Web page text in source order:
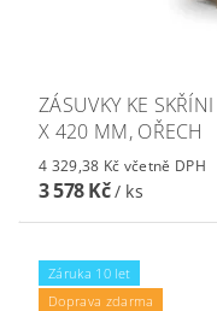
ZÁSUVKY KE
X 420 MM, OŘECH
4 329,38 Kč včetně DPH
3 578 Kč/ ks
Záruka 10 let
Doprava zdarma